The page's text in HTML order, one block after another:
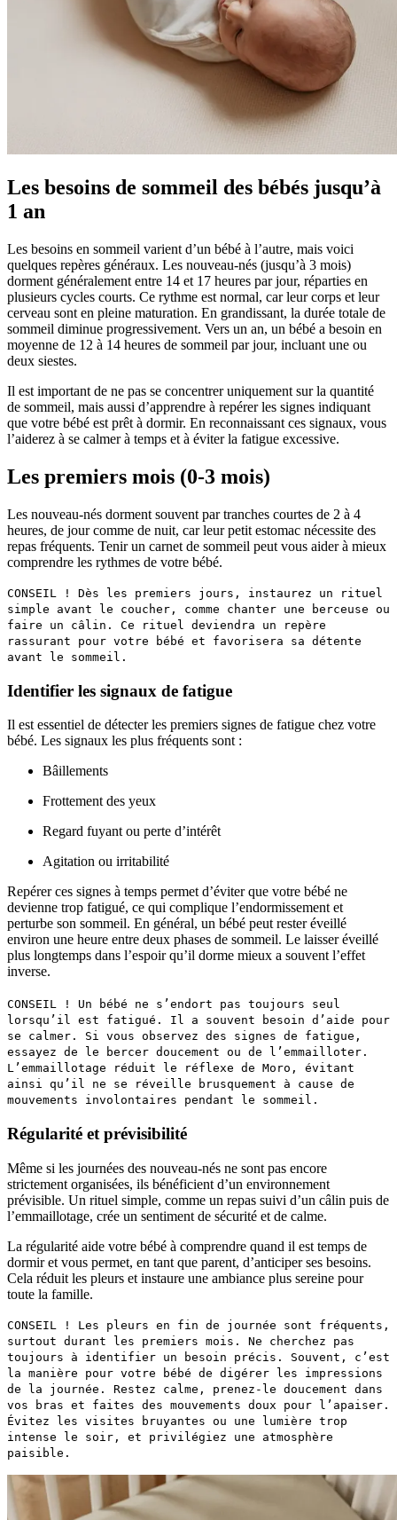
Les besoins de sommeil des bébés jusqu’à
1 an
Les besoins en sommeil varient d’un bébé à l’autre, mais voici
quelques repères généraux. Les nouveau-nés (jusqu’à 3 mois)
dorment généralement entre 14 et 17 heures par jour, réparties en
plusieurs cycles courts. Ce rythme est normal, car leur corps et leur
cerveau sont en pleine maturation. En grandissant, la durée totale de
sommeil diminue progressivement. Vers un an, un bébé a besoin en
moyenne de 12 à 14 heures de sommeil par jour, incluant une ou
deux siestes.
Il est important de ne pas se concentrer uniquement sur la quantité
de sommeil, mais aussi d’apprendre à repérer les signes indiquant
que votre bébé est prêt à dormir. En reconnaissant ces signaux, vous
l’aiderez à se calmer à temps et à éviter la fatigue excessive.
Les premiers mois (0-3 mois)
Les nouveau-nés dorment souvent par tranches courtes de 2 à 4
heures, de jour comme de nuit, car leur petit estomac nécessite des
repas fréquents. Tenir un carnet de sommeil peut vous aider à mieux
comprendre les rythmes de votre bébé.
CONSEIL ! Dès les premiers jours, instaurez un rituel
simple avant le coucher, comme chanter une berceuse ou
faire un câlin. Ce rituel deviendra un repère
rassurant pour votre bébé et favorisera sa détente
avant le sommeil.
Identifier les signaux de fatigue
Il est essentiel de détecter les premiers signes de fatigue chez votre
bébé. Les signaux les plus fréquents sont :
Bâillements
Frottement des yeux
Regard fuyant ou perte d’intérêt
Agitation ou irritabilité
Repérer ces signes à temps permet d’éviter que votre bébé ne
devienne trop fatigué, ce qui complique l’endormissement et
perturbe son sommeil. En général, un bébé peut rester éveillé
environ une heure entre deux phases de sommeil. Le laisser éveillé
plus longtemps dans l’espoir qu’il dorme mieux a souvent l’effet
inverse.
CONSEIL ! Un bébé ne s’endort pas toujours seul
lorsqu’il est fatigué. Il a souvent besoin d’aide pour
se calmer. Si vous observez des signes de fatigue,
essayez de le bercer doucement ou de l’emmailloter.
L’emmaillotage réduit le réflexe de Moro, évitant
ainsi qu’il ne se réveille brusquement à cause de
mouvements involontaires pendant le sommeil.
Régularité et prévisibilité
Même si les journées des nouveau-nés ne sont pas encore
strictement organisées, ils bénéficient d’un environnement
prévisible. Un rituel simple, comme un repas suivi d’un câlin puis de
l’emmaillotage, crée un sentiment de sécurité et de calme.
La régularité aide votre bébé à comprendre quand il est temps de
dormir et vous permet, en tant que parent, d’anticiper ses besoins.
Cela réduit les pleurs et instaure une ambiance plus sereine pour
toute la famille.
CONSEIL ! Les pleurs en fin de journée sont fréquents,
surtout durant les premiers mois. Ne cherchez pas
toujours à identifier un besoin précis. Souvent, c’est
la manière pour votre bébé de digérer les impressions
de la journée. Restez calme, prenez-le doucement dans
vos bras et faites des mouvements doux pour l’apaiser.
Évitez les visites bruyantes ou une lumière trop
intense le soir, et privilégiez une atmosphère
paisible.